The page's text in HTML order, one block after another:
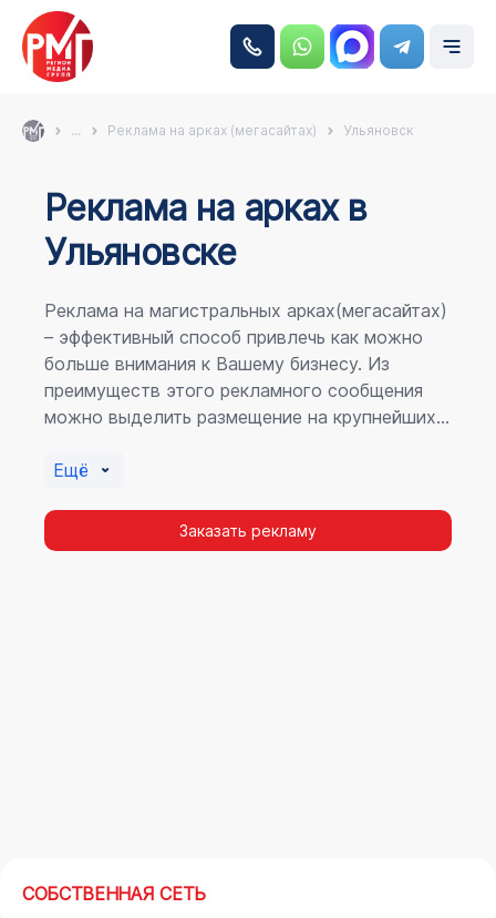
... Реклама на арках (мегасайтах) Ульяновск
Реклама на аркаx в
Ульяновске
Реклама на магистральных арках(мегасайтах)
– эффективный способ привлечь как можно
больше внимания к Вашему бизнесу. Из
преимуществ этого рекламного сообщения
можно выделить размещение на крупнейших
пешеходному потоку расположение в прямой
повторных контактов.
Ещё
Заказать рекламу
СОБСТВЕННАЯ СЕТЬ